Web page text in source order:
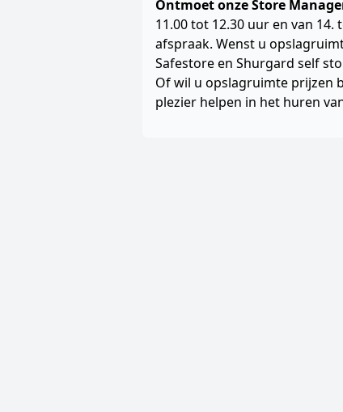
Ontmoet onze Store
11.00 tot 12.30 uur en van 14.
afspraak. Wenst u
Safestore en Shurgard self
Of wil u opslagruimte prijzen
plezier helpen in het huren